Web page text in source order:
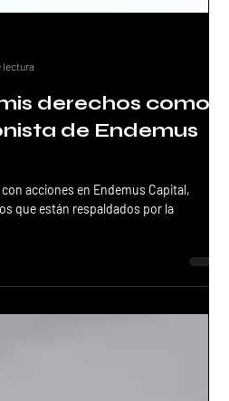
derechos como
de Endemus
acciones en Endemus Capital,
que están respaldados por la